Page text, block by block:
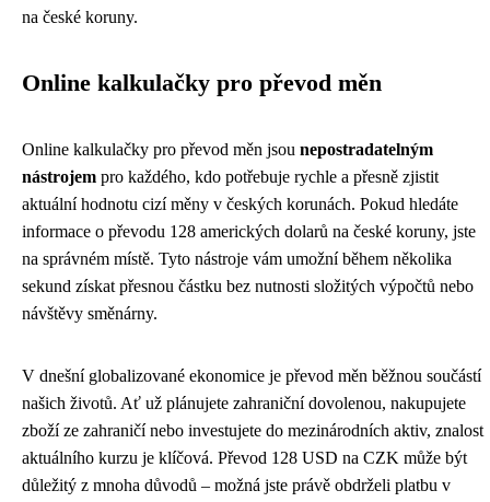
na české koruny.
Online kalkulačky pro převod měn
Online kalkulačky pro převod měn jsou nepostradatelným
nástrojem pro každého, kdo potřebuje rychle a přesně zjistit
aktuální hodnotu cizí měny v českých korunách. Pokud hledáte
informace o převodu 128 amerických dolarů na české koruny, jste
na správném místě. Tyto nástroje vám umožní během několika
sekund získat přesnou částku bez nutnosti složitých výpočtů nebo
návštěvy směnárny.
V dnešní globalizované ekonomice je převod měn běžnou součástí
našich životů. Ať už plánujete zahraniční dovolenou, nakupujete
zboží ze zahraničí nebo investujete do mezinárodních aktiv, znalost
aktuálního kurzu je klíčová. Převod 128 USD na CZK může být
důležitý z mnoha důvodů – možná jste právě obdrželi platbu v